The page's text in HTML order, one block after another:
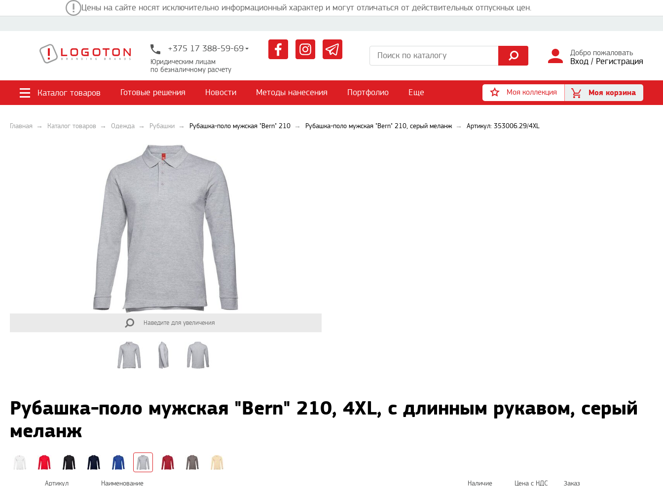
Цены на сайте носят исключительно информационный характер и могут отличаться от действительных отпускных цен.
+375 17 388-59-69
Юридическим лицам
по безналичному расчету
Добро пожаловать
Вход / Регистрация
Каталог товаров Готовые решения Новости Методы нанесения Портфолио Еще Моя коллекция Моя корзина
Главная Каталог товаров Одежда Рубашки Рубашка-поло мужская "Bern" 210 Рубашка-поло мужская "Bern" 210, серый меланж Артикул: 353006.29/4XL
Наведите для увеличения
Рубашка-поло мужская "Bern" 210, 4XL, с длинным рукавом, серый
меланж
Артикул Наименование Наличие Цена с НДС Заказ